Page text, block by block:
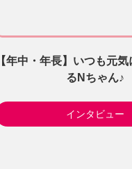
【年中・年長】いつも元
るNちゃん♪
インタビュー